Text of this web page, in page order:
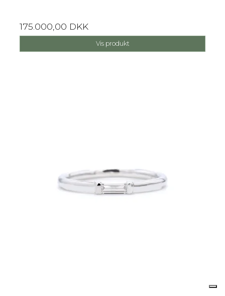
175.000,00 DKK
Vis produkt